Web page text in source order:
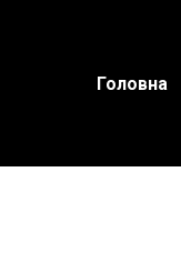
Головна